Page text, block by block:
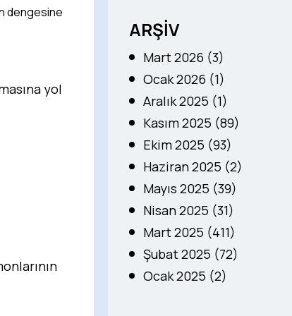
dengesine
yol
ARŞİV
Mart 2026 (3)
Ocak 2026 (1)
Aralık 2025 (1)
Kasım 2025 (89)
Ekim 2025 (93)
Haziran 2025 (2)
Mayıs 2025 (39)
Nisan 2025 (31)
Mart 2025 (411)
Şubat 2025 (72)
Ocak 2025 (2)